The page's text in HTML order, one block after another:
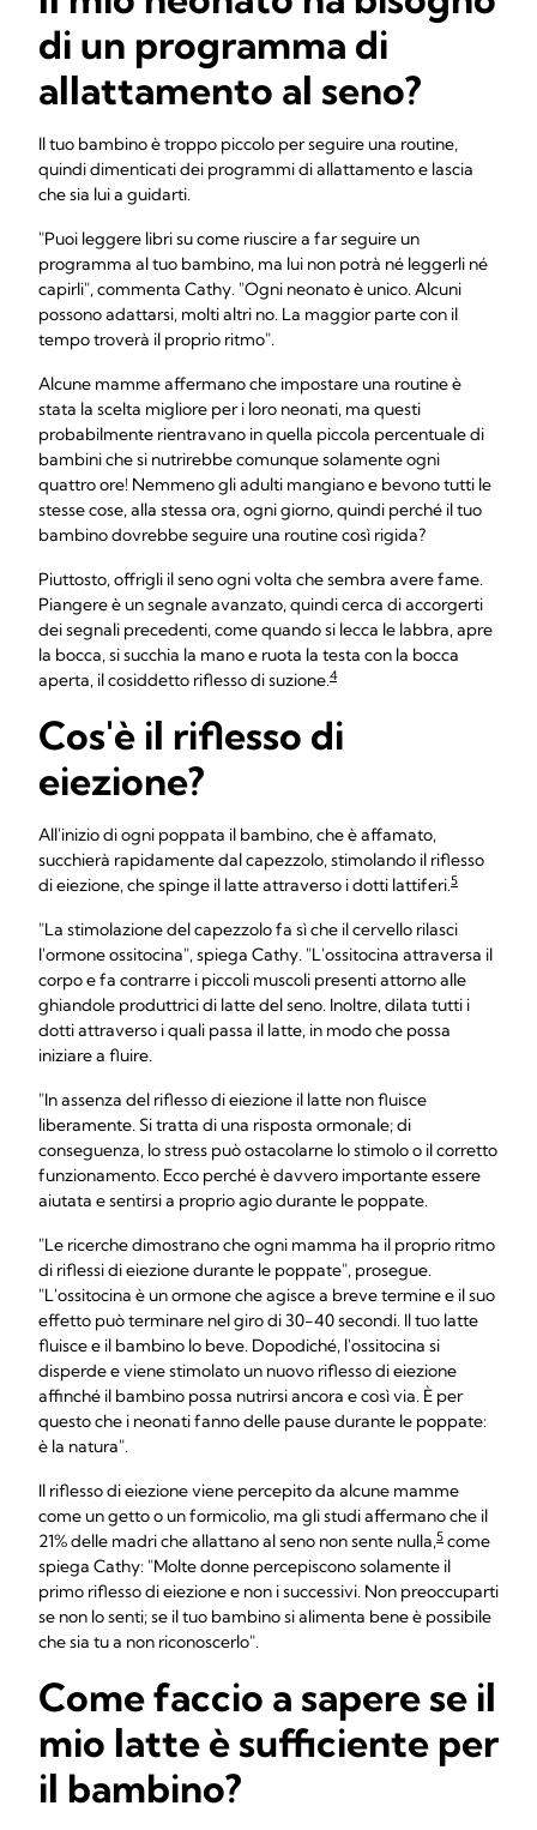
di un programma di
allattamento al seno?
Il tuo bambino è troppo piccolo per seguire una routine,
quindi dimenticati dei programmi di allattamento e lascia
che sia lui a guidarti.
"Puoi leggere libri su come riuscire a far seguire un
programma al tuo bambino, ma lui non potrà né leggerli né
capirli", commenta Cathy. "Ogni neonato è unico. Alcuni
possono adattarsi, molti altri no. La maggior parte con il
tempo troverà il proprio ritmo".
Alcune mamme affermano che impostare una routine è
stata la scelta migliore per i loro neonati, ma questi
probabilmente rientravano in quella piccola percentuale di
bambini che si nutrirebbe comunque solamente ogni
quattro ore! Nemmeno gli adulti mangiano e bevono tutti le
stesse cose, alla stessa ora, ogni giorno, quindi perché il tuo
bambino dovrebbe seguire una routine così rigida?
Piuttosto, offrigli il seno ogni volta che sembra avere fame.
Piangere è un segnale avanzato, quindi cerca di accorgerti
dei segnali precedenti, come quando si lecca le labbra, apre
la bocca, si succhia la mano e ruota la testa con la bocca
aperta, il cosiddetto riflesso di suzione.4
Cos'è il riflesso di
eiezione?
All'inizio di ogni poppata il bambino, che è affamato,
succhierà rapidamente dal capezzolo, stimolando il riflesso
di eiezione, che spinge il latte attraverso i dotti lattiferi.5
"La stimolazione del capezzolo fa sì che il cervello rilasci
l'ormone ossitocina", spiega Cathy. "L'ossitocina attraversa il
corpo e fa contrarre i piccoli muscoli presenti attorno alle
ghiandole produttrici di latte del seno. Inoltre, dilata tutti i
dotti attraverso i quali passa il latte, in modo che possa
iniziare a fluire.
"In assenza del riflesso di eiezione il latte non fluisce
liberamente. Si tratta di una risposta ormonale; di
conseguenza, lo stress può ostacolarne lo stimolo o il corretto
funzionamento. Ecco perché è davvero importante essere
aiutata e sentirsi a proprio agio durante le poppate.
"Le ricerche dimostrano che ogni mamma ha il proprio ritmo
di riflessi di eiezione durante le poppate", prosegue.
"L'ossitocina è un ormone che agisce a breve termine e il suo
effetto può terminare nel giro di 30-40 secondi. Il tuo latte
fluisce e il bambino lo beve. Dopodiché, l'ossitocina si
disperde e viene stimolato un nuovo riflesso di eiezione
affinché il bambino possa nutrirsi ancora e così via. È per
questo che i neonati fanno delle pause durante le poppate:
è la natura".
Il riflesso di eiezione viene percepito da alcune mamme
come un getto o un formicolio, ma gli studi affermano che il
21% delle madri che allattano al seno non sente nulla,5 come
spiega Cathy: "Molte donne percepiscono solamente il
primo riflesso di eiezione e non i successivi. Non preoccuparti
se non lo senti; se il tuo bambino si alimenta bene è possibile
che sia tu a non riconoscerlo".
Come faccio a sapere se il
mio latte è sufficiente per
il bambino?